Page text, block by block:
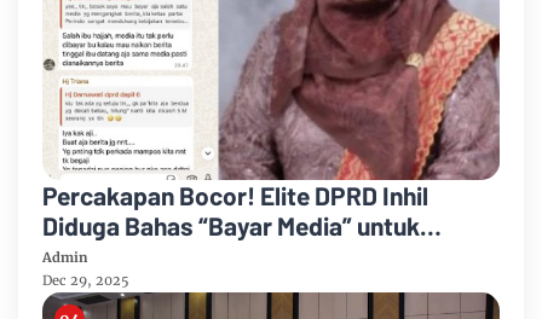
Percakapan Bocor! Elite DPRD Inhil
Diduga Bahas “Bayar Media” untuk
Dukung Kebijakan
Admin
Dec 29, 2025